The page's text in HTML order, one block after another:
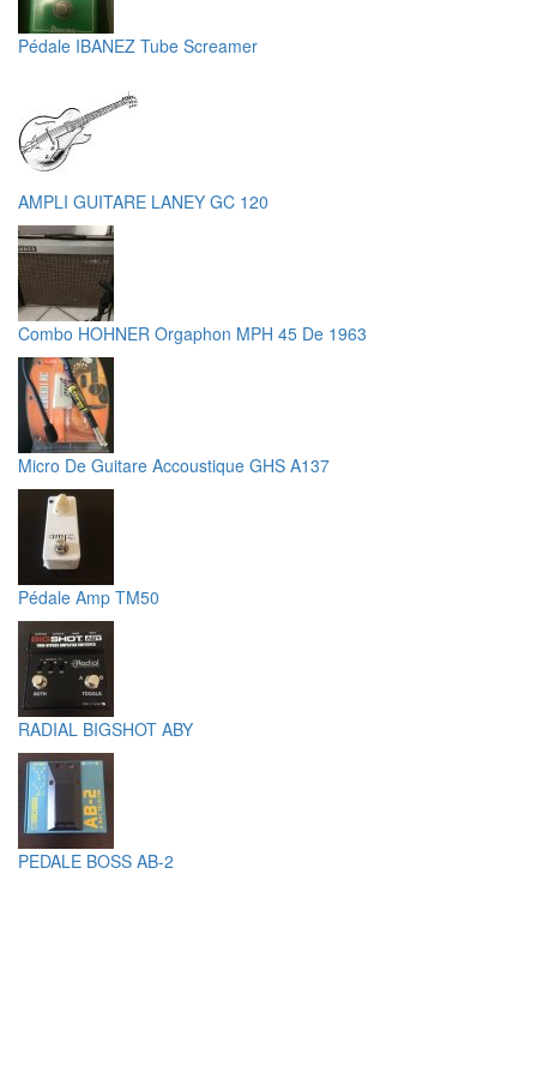
Pédale IBANEZ Tube Screamer
AMPLI GUITARE LANEY GC 120
Combo HOHNER Orgaphon MPH 45 De 1963
Micro De Guitare Accoustique GHS A137
Pédale Amp TM50
RADIAL BIGSHOT ABY
PEDALE BOSS AB-2